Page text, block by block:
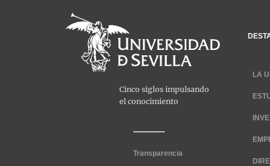
Transparencia
LA